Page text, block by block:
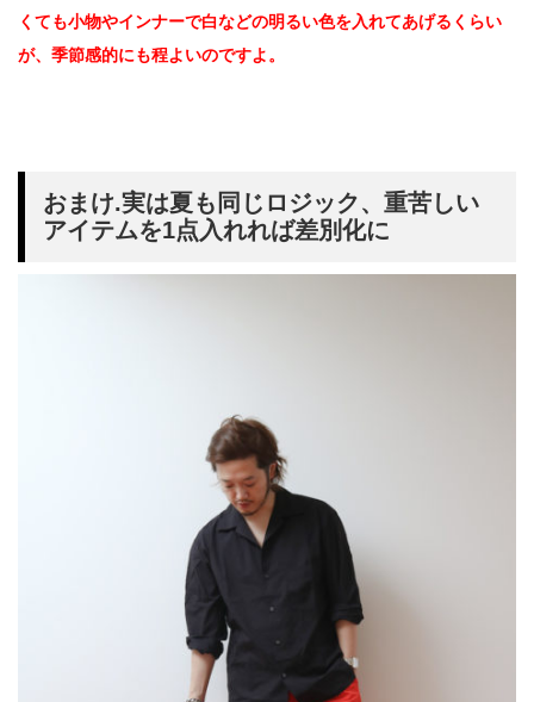
くても小物やインナーで白などの明るい色を入れてあげるくらい
が、季節感的にも程よいのですよ。
おまけ.実は夏も同じロジック、重苦しい
アイテムを1点入れれば差別化に